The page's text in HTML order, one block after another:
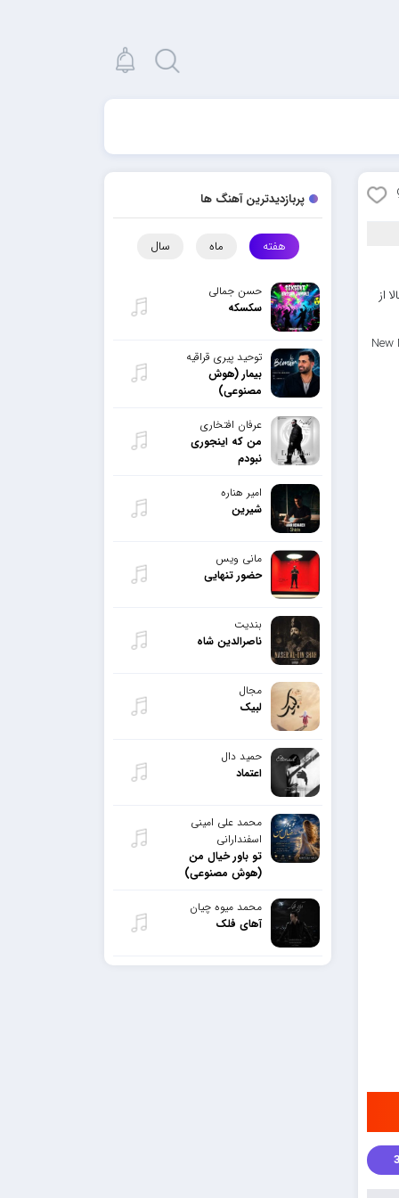
از
پربازدیدترین آهنگ ها
هفته ماه سال
حسن جمالی
سکسکه
توحید پیری قراقیه
بیمار (هوش
مصنوعی)
عرفان افتخاری
من که اینجوری
نبودم
امیر هناره
شیرین
مانی ویس
حضور تنهایی
بندیت
ناصرالدین شاه
مجال
لبیک
حمید دال
اعتماد
محمد علی امینی
اسفندارانی
تو باور خیال من
(هوش مصنوعی)
محمد میوه چیان
آهای فلک